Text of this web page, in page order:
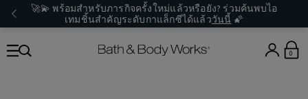
🚀💫 พร้อมสำหรับภารกิจครั้งใหม่แล้วหรือยัง? ร่วมค้นพบไอ
เทมชิ้นสำคัญระดับกาแล็กซีได้แล้ววันนี้ 🌠
0